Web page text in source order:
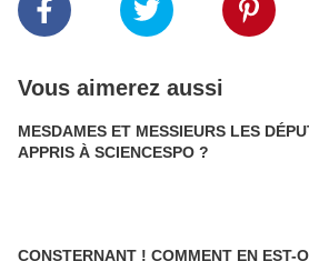
Vous aimerez aussi
MESDAMES ET MESSIEURS LES DÉPUTÉS QU’AVEZ VOUS
APPRIS À SCIENCESPO ?
CONSTERNANT ! COMMENT EN EST-